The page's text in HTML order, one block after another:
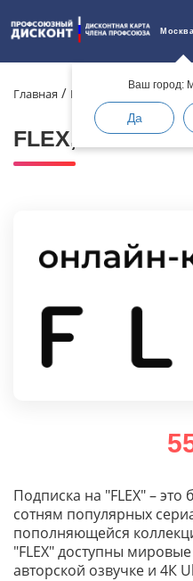
Москва
Ваш город:
Да
Главная Каталог
FLEX,
Подписка на "FLEX" –
сотням популярных
пополняющейся
"FLEX" доступны
авторской озвучке и 4К